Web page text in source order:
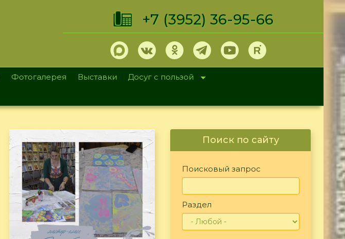
+7 (3952) 36-95-66
Фотогалерея Выставки
Досуг с пользой
Поиск по сайту
Поисковый запрос
Раздел